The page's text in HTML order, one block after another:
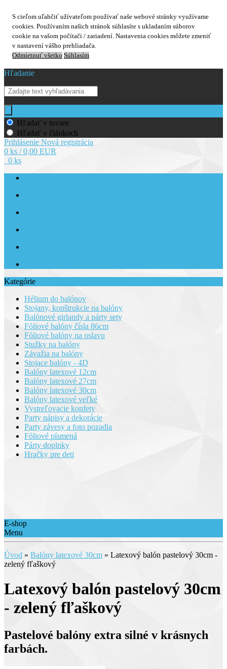
S cieľom uľahčiť užívateľom používať naše webové stránky využívame
cookies. Používaním našich stránok súhlasíte s ukladaním súborov
cookie na vašom počítači / zariadení. Nastavenia cookies môžete zmeniť
v nastavení vášho prehliadača.
Odmietnuť všetko Súhlasím
Hľadanie
Hľadať v tovare
Hľadať v článkoch
Prihlásenie Nová registrácia
0 ks / 0,00 EUR
0 ks
Kategórie
Hélium do balónov
Stojany, konštrukcie na balóny
Balónové girlandy a párty sety
Fóliové balóny čísla 86cm
Fóliové balóny na oslavu
Stužky na balóny
Závažia na balóny
Stojace balóny - 4D
Balóny latexové 12cm
Balóny latexové 27cm
Balóny latexové 30cm
Balóny latexové veľké
Vystreľovacie konfety
Party nápisy a dekorácie
Party závesy a foto pozadia
Fóliové písmená
Párty doplnky
Hračky pre deti
E-shop
Menu
Úvod » Balóny latexové 30cm » Latexový balón pastelový 30cm -
zelený fľaškový
Latexový balón pastelový 30cm
- zelený fľaškový
Pastelové balóny extra silné v krásnych
farbách.